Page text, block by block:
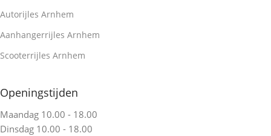
Autorijles Arnhem
Aanhangerrijles Arnhem
Scooterrijles Arnhem
Openingstijden
Maandag 10.00 - 18.00
Dinsdag 10.00 - 18.00